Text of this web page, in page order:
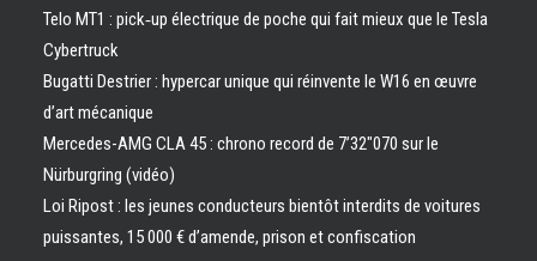
Telo MT1 : pick‑up électrique de poche qui fait mieux que le Tesla
Cybertruck
Bugatti Destrier : hypercar unique qui réinvente le W16 en œuvre
d’art mécanique
Mercedes-AMG CLA 45 : chrono record de 7’32″070 sur le
Nürburgring (vidéo)
Loi Ripost : les jeunes conducteurs bientôt interdits de voitures
puissantes, 15 000 € d’amende, prison et confiscation